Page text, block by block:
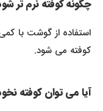
چگونه کوفته نرم تر شود؟
استفاده از گوشت با
کوفته می شود.
آیا می توان کوفته